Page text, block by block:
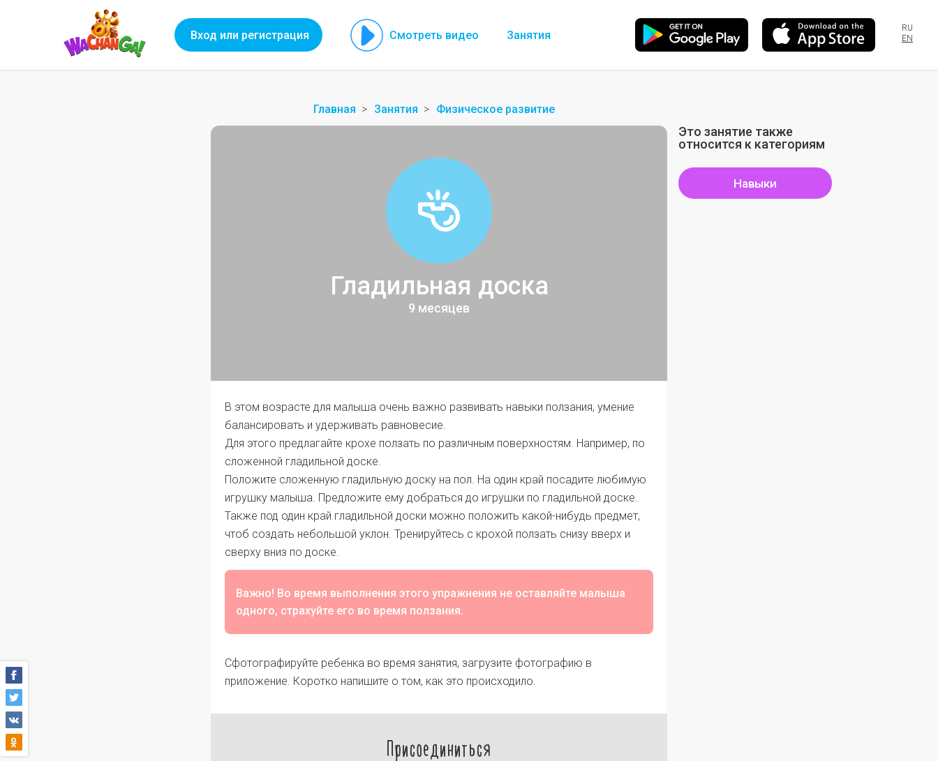
Вход или регистрация Смотреть видео Занятия
RU
EN
Главная Занятия Физическое развитие
Это занятие также
относится к категориям
Навыки
Гладильная доска
9 месяцев
В этом возрасте для малыша очень важно развивать навыки ползания, умение
балансировать и удерживать равновесие.
Для этого предлагайте крохе ползать по различным поверхностям. Например, по
сложенной гладильной доске.
Положите сложенную гладильную доску на пол. На один край посадите любимую
игрушку малыша. Предложите ему добраться до игрушки по гладильной доске.
Также под один край гладильной доски можно положить какой-нибудь предмет,
чтоб создать небольшой уклон. Тренируйтесь с крохой ползать снизу вверх и
сверху вниз по доске.
Важно! Во время выполнения этого упражнения не оставляйте малыша
одного, страхуйте его во время ползания.
Сфотографируйте ребенка во время занятия, загрузите фотографию в
приложение. Коротко напишите о том, как это происходило.
Присоединиться